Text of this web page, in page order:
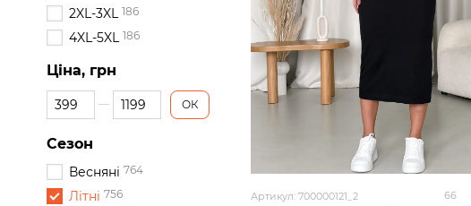
Артикул: 700000121_2 66
2XL-3XL 186
4XL-5XL 186
Ціна, грн
Від Ціна, грн
До Ціна, грн ОК
Сезон
Весняні 764
Літні 756